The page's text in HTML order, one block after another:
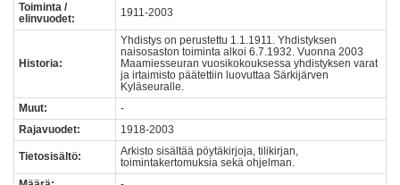
Toiminta /
elinvuodet:
1911-2003
Historia:
Yhdistys on perustettu 1.1.1911. Yhdistyksen
naisosaston toiminta alkoi 6.7.1932. Vuonna 2003
Maamiesseuran vuosikokouksessa yhdistyksen varat
ja irtaimisto päätettiin luovuttaa Särkijärven
Kyläseuralle.
Muut:
-
Rajavuodet:
1918-2003
Tietosisältö:
Arkisto sisältää pöytäkirjoja, tilikirjan,
toimintakertomuksia sekä ohjelman.